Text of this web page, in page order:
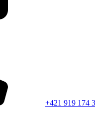
+421 919 174